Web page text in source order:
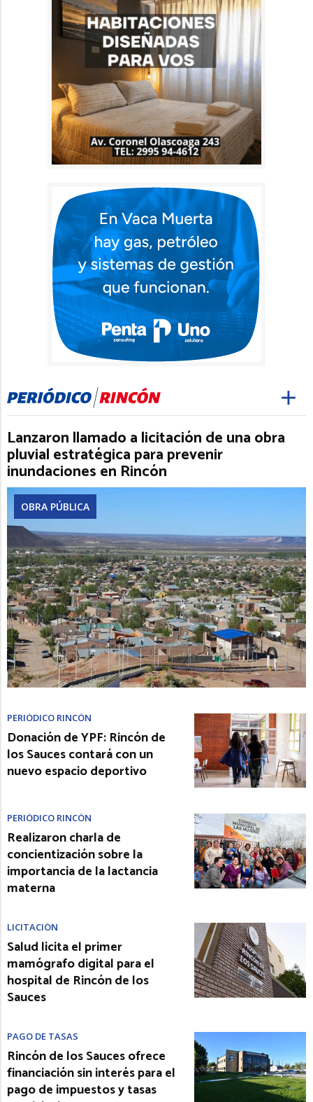
Lanzaron llamado a licitación de una obra
pluvial estratégica para prevenir
inundaciones en Rincón
OBRA PÚBLICA
PERIÓDICO RINCÓN
Donación de YPF: Rincón de
los Sauces contará con un
nuevo espacio deportivo
PERIÓDICO RINCÓN
Realizaron charla de
concientización sobre la
importancia de la lactancia
materna
LICITACIÓN
Salud licita el primer
mamógrafo digital para el
hospital de Rincón de los
Sauces
PAGO DE TASAS
Rincón de los Sauces ofrece
financiación sin interés para el
pago de impuestos y tasas